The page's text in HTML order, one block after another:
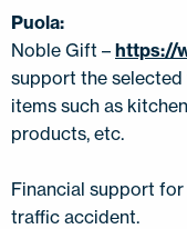
Puola:
Noble Gift – https://
support the
items such as
products, etc.
Financial support
traffic accident.